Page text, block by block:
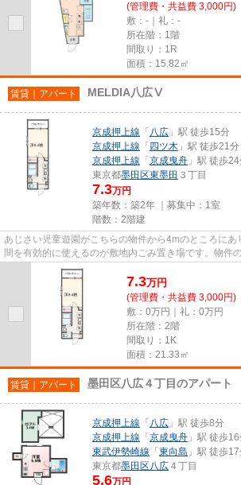
(管理費・共益費 3,000円)
敷：-｜礼：-
所在階：1階
間取り：1R
面積：15.82㎡
賃貸｜アパート MELDIA八広Ⅴ
京成押上線 「 八広 」駅 徒歩15分
京成押上線 「 四ツ木 」駅 徒歩21分
京成押上線 「 京成曳舟 」駅 徒歩
東京都墨田区東墨田 ３丁目
7.3万円
築年数：築2年 ｜募集中： 1室
階数：2階建
あじさい児童遊園がこちらの物件から4mのところに
間を有効的に使えるのが敷地内ごみ置き場です。物件
く電車を利用する方にピッタリ...
7.3万円
(管理費・共益費 3,000円)
敷：0万円｜礼：0万円
所在階：2階
間取り：1K
面積：21.33㎡
賃貸｜アパート 墨田区八広４丁目のアパート
京成押上線 「 八広 」駅 徒歩8分
京成押上線 「 京成曳舟 」駅 徒歩
東武伊勢崎線 「 東向島 」駅 徒歩
東京都墨田区八広 ４丁目
5.6万円